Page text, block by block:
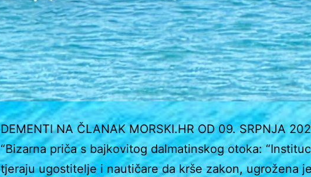
DEMENTI NA ČLANAK MORSKI.HR OD 09. SRPNJA
“Bizarna priča s bajkovitog dalmatinskog otoka:
tjeraju ugostitelje i nautičare da krše zakon, ugrožena